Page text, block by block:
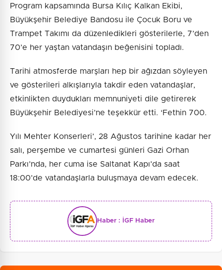
Program kapsamında Bursa Kılıç Kalkan Ekibi,
Büyükşehir Belediye Bandosu ile Çocuk Boru ve
Trampet Takımı da düzenledikleri gösterilerle, 7’den
70’e her yaştan vatandaşın beğenisini topladı.
Tarihi atmosferde marşları hep bir ağızdan söyleyen
ve gösterileri alkışlarıyla takdir eden vatandaşlar,
etkinlikten duydukları memnuniyeti dile getirerek
Büyükşehir Belediyesi’ne teşekkür etti. ‘Fethin 700.
Yılı Mehter Konserleri’, 28 Ağustos tarihine kadar her
salı, perşembe ve cumartesi günleri Gazi Orhan
Parkı’nda, her cuma ise Saltanat Kapı’da saat
18:00’de vatandaşlarla buluşmaya devam edecek.
Haber : İGF Haber